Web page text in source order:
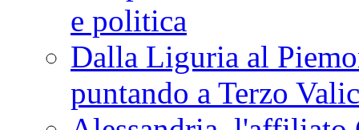
e politica
Dalla Liguria al
puntando a Terzo